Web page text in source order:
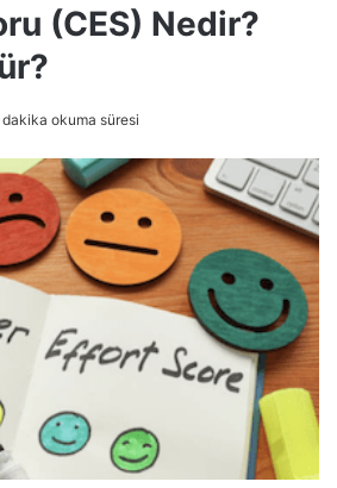
(CES) Nedir?
okuma süresi